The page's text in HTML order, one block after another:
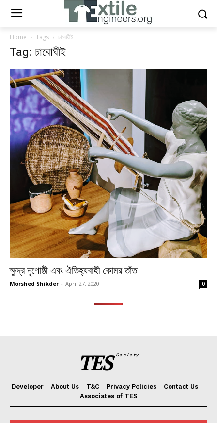
Home Tags চাবোঘীই
Tag: চাবোঘীই
ক্ষুদ্র নৃগোষ্ঠী এবং ঐতিহ্যবাহী কোমর তাঁত
Morshed Shikder - April 27, 2020 0
TES Society
Developer About Us T&C Privacy Policies
Contact Us
Associates of TES